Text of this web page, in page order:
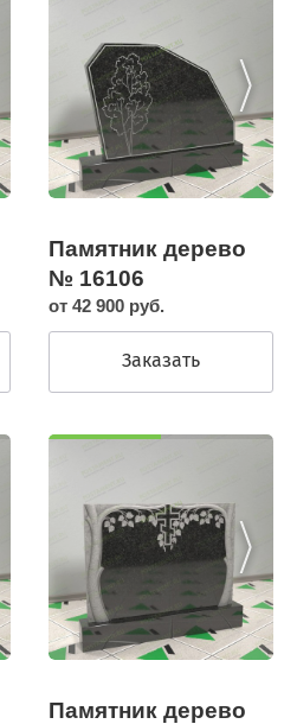
Памятник дерево
№ 16106
от 42 900 руб.
Заказать
Памятник дерево